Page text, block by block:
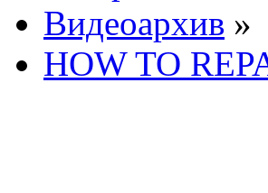
Видеоархив »
HOW TO